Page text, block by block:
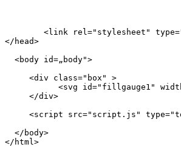
<link rel="stylesheet"
</head>
  <body id=„body">
     <div class="box" >
<svg id="fillgauge1"
     </div>
<script src="script.js"
  </body>
</html>